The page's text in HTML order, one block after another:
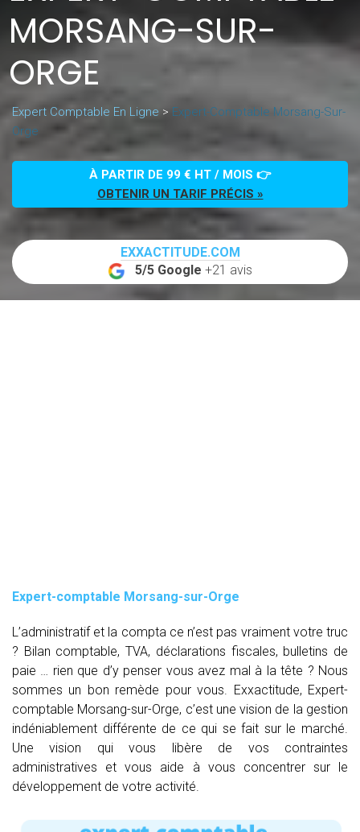
MORSANG-SUR-
ORGE
Expert Comptable En Ligne > Expert-Comptable Morsang-Sur-
Orge
À PARTIR DE 99 € HT / MOIS 👉
OBTENIR UN TARIF PRÉCIS »
EXXACTITUDE.COM
5/5 Google +21 avis
Expert-comptable Morsang-sur-Orge
L’administratif et la compta ce n’est pas vraiment votre truc
? Bilan comptable, TVA, déclarations fiscales, bulletins de
paie … rien que d’y penser vous avez mal à la tête ? Nous
sommes un bon remède pour vous. Exxactitude, Expert-
comptable Morsang-sur-Orge, c’est une vision de la gestion
indéniablement différente de ce qui se fait sur le marché.
Une vision qui vous libère de vos contraintes
administratives et vous aide à vous concentrer sur le
développement de votre activité.